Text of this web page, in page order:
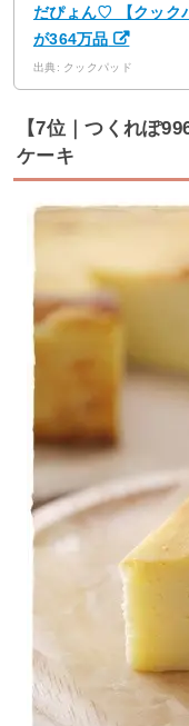
だぴょん♡ 【クック
が364万品
出典: クックパッド
【7位｜つくれぽ
ケーキ